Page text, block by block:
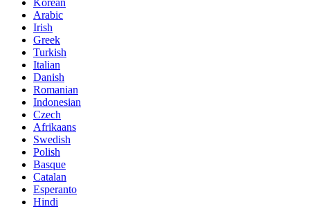
Korean
Arabic
Irish
Greek
Turkish
Italian
Danish
Romanian
Indonesian
Czech
Afrikaans
Swedish
Polish
Basque
Catalan
Esperanto
Hindi